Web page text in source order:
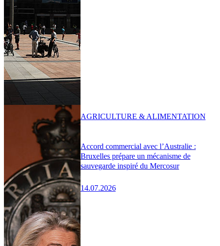
Accord commercial avec l’Australie :
Bruxelles prépare un mécanisme de
sauvegarde inspiré du Mercosur
14.07.2026
AGRICULTURE & ALIMENTATION